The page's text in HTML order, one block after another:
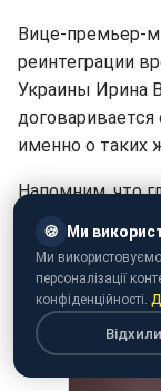
Вице-премьер-
реинтеграции
Украины Ирина
именно о таких
Напомним, что
эвакуировать
🍪 Ми
Ми
персоналізації
конфіденційності.